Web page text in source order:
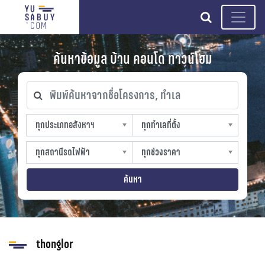
search
ค้นหาข้อมูล บ้าน คอนโด ทาวน์โฮม
พิมพ์ค้นหาจากชื่อโครงการ, ทำเล
ทุกประเภทอสังหาฯ
ทุกประเภทอสังหาฯ
sproperty
ทุกทำเลที่ตั้ง
ทุกทำเลที่ตั้ง
slocation
ทุกสถานีรถไฟฟ้า
ทุกสถานีรถไฟฟ้า
strain-station
ทุกช่วงราคา
ทุกช่วงราคา
sprice
ค้นหา
thonglor